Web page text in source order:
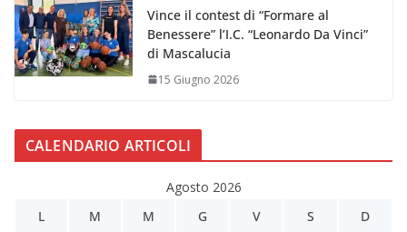
Vince il contest di “Formare al
Benessere” l’I.C. “Leonardo Da Vinci”
di Mascalucia
15 Giugno 2026
CALENDARIO ARTICOLI
Agosto 2026
L
M M G V S D